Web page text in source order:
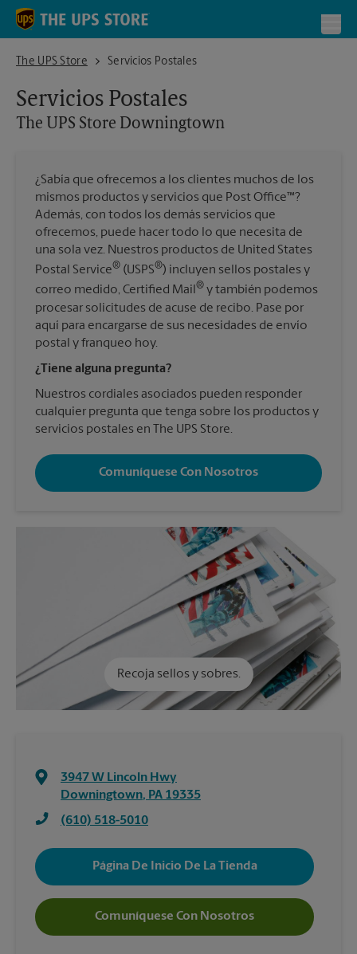
Skip to content
Return to Nav
The UPS Store
The UPS Store Downingtown
Servicios Postales
Servicios Postales
The UPS Store Downingtown
¿Sabía que ofrecemos a los clientes muchos de los
mismos productos y servicios que Post Office™?
Además, con todos los demás servicios que
ofrecemos, puede hacer todo lo que necesita de
una sola vez. Nuestros productos de United States
Postal Service® (USPS®) incluyen sellos postales y
correo medido, Certified Mail® y también podemos
procesar solicitudes de acuse de recibo. Pase por
aquí para encargarse de sus necesidades de envío
postal y franqueo hoy.
¿Tiene alguna pregunta?
Nuestros cordiales asociados pueden responder
cualquier pregunta que tenga sobre los productos y
servicios postales en The UPS Store.
Comuníquese Con Nosotros
Recoja sellos y sobres.
3947 W Lincoln Hwy
Downingtown, PA 19335
(610) 518-5010
Página De Inicio De La Tienda
Comuníquese Con Nosotros